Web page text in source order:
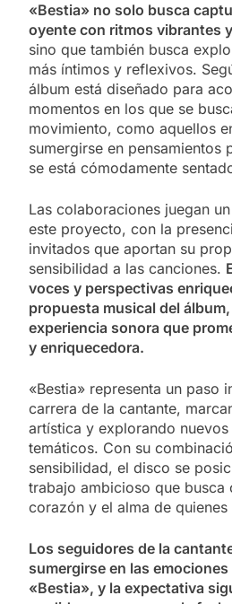
«Bestia» no solo busca
oyente con ritmos vibrantes
sino que también busca
más íntimos y reflexivos.
álbum está diseñado para
momentos en los que se
movimiento, como aquellos
sumergirse en pensamientos
se está cómodamente
Las colaboraciones juegan
este proyecto, con la
invitados que aportan su
sensibilidad a las canciones.
voces y perspectivas
propuesta musical del
experiencia sonora que
y enriquecedora.
«Bestia» representa un paso
carrera de la cantante,
artística y explorando
temáticos. Con su
sensibilidad, el disco se
trabajo ambicioso que busca
corazón y el alma de quienes
Los seguidores de la
sumergirse en las
«Bestia», y la expectativa